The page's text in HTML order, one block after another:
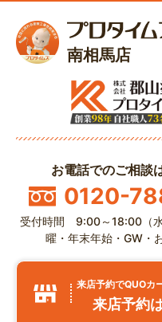
南相馬店
お電話でのご相談
0120-
受付時間 9:00～18:00（
曜・年末年始・GW・
来店予約でQUOカ
来店予約